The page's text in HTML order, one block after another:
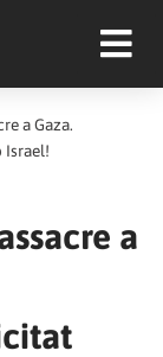
a Gaza.
Israel!
a